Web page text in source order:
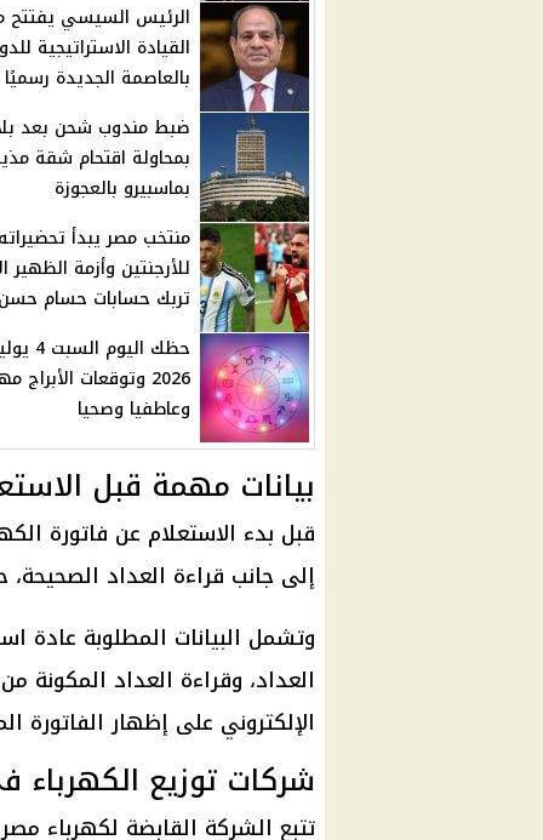
الرئيس السيسي يفتتح
القيادة الاستراتيجية
بالعاصمة الجديدة رسميًا
ضبط مندوب شحن بعد
بمحاولة اقتحام شقة
بماسبيرو بالعجوزة
منتخب مصر يبدأ
للأرجنتين وأزمة الظهير
تربك حسابات حسام
حظك اليوم
2026 وتوقعات الأبراج
وعاطفيا وصحيا
بيانات مهمة قبل
قبل بدء الاستعلام عن فاتورة
إلى جانب قراءة العداد
وتشمل البيانات المطلوبة عادة
الإلكتروني على إظهار الفاتورة
شركات توزيع